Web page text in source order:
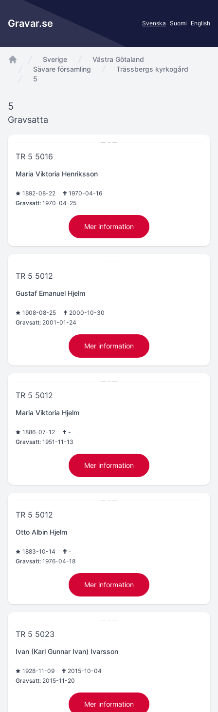
Gravar.se Svenska Suomi English
app.Start
Sverige
Västra Götaland
Sävare församling
Trässbergs kyrkogård
5
5
Gravsatta
TR 5 5016
Maria Viktoria Henriksson
1892-08-22
1970-04-16
Gravsatt: 1970-04-25
Mer information
TR 5 5012
Gustaf Emanuel Hjelm
1908-08-25
2000-10-30
Gravsatt: 2001-01-24
Mer information
TR 5 5012
Maria Viktoria Hjelm
1886-07-12
-
Gravsatt: 1951-11-13
Mer information
TR 5 5012
Otto Albin Hjelm
1883-10-14
-
Gravsatt: 1976-04-18
Mer information
TR 5 5023
Ivan (Karl Gunnar Ivan) Ivarsson
1928-11-09
2015-10-04
Gravsatt: 2015-11-20
Mer information